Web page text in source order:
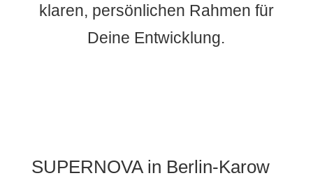
klaren, persönlichen Rahmen für
Deine Entwicklung.
SUPERNOVA in Berlin-Karow